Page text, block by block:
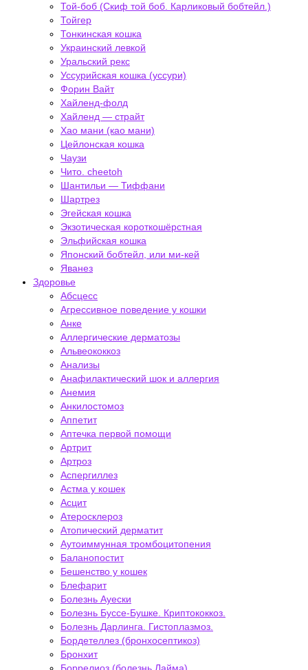
Той-боб (Скиф той боб. Карликовый бобтейл.)
Тойгер
Тонкинская кошка
Украинский левкой
Уральский рекс
Уссурийская кошка (уссури)
Форин Вайт
Хайленд-фолд
Хайленд — страйт
Хао мани (као мани)
Цейлонская кошка
Чаузи
Чито. cheetoh
Шантильи — Тиффани
Шартрез
Эгейская кошка
Экзотическая короткошёрстная
Эльфийская кошка
Японский бобтейл, или ми-кей
Яванез
Здоровье
Абсцесс
Агрессивное поведение у кошки
Анке
Аллергические дерматозы
Альвеококкоз
Анализы
Анафилактический шок и аллергия
Анемия
Анкилостомоз
Аппетит
Аптечка первой помощи
Артрит
Артроз
Аспергиллез
Астма у кошек
Асцит
Атеросклероз
Атопический дерматит
Аутоиммунная тромбоцитопения
Баланопостит
Бешенство у кошек
Блефарит
Болезнь Ауески
Болезнь Буссе-Бушке. Криптококкоз.
Болезнь Дарлинга. Гистоплазмоз.
Бордетеллез (бронхосептикоз)
Бронхит